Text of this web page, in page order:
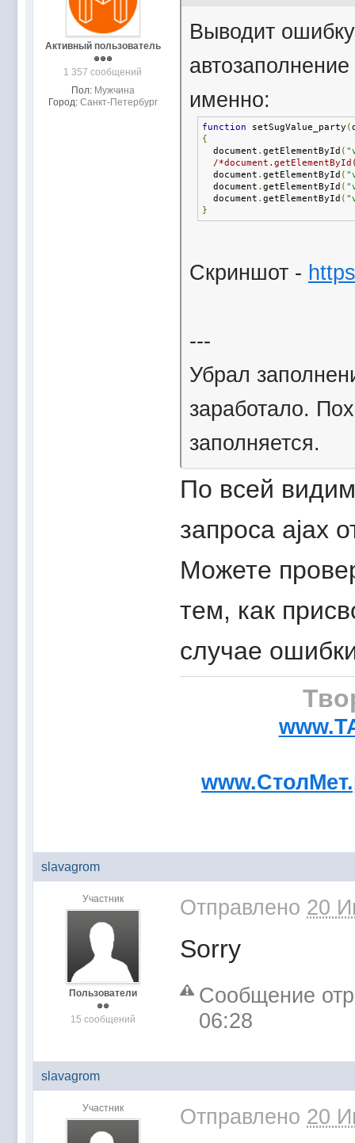
Активный пользователь
1 357 сообщений
Пол: Мужчина
Город: Санкт-Петербург
Выводит
именно:
function setSugValue_party (
{
document . getElementById (
/
document . getElementById (
document . getElementById (
document . getElementById (
}
Скриншот -
---
Убрал
заработало.
заполняется.
По всей
запроса ajax
Можете
тем, как
случае
slavagrom
Участник
Пользователи
15 сообщений
Отправлено 20
Sorry
Сообщение
06:28
slavagrom
Участник Отправлено 20